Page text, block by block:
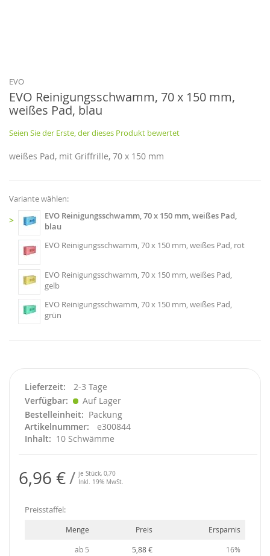
Bildgalerie
springen
EVO
EVO Reinigungsschwamm, 70 x 150 mm,
weißes Pad, blau
Seien Sie der Erste, der dieses Produkt bewertet
weißes Pad, mit Griffrille, 70 x 150 mm
Variante wählen:
>
EVO Reinigungsschwamm, 70 x 150 mm, weißes Pad,
blau
EVO Reinigungsschwamm, 70 x 150 mm, weißes Pad, rot
EVO Reinigungsschwamm, 70 x 150 mm, weißes Pad,
gelb
EVO Reinigungsschwamm, 70 x 150 mm, weißes Pad,
grün
Lieferzeit
2-3 Tage
Verfügbar
Auf Lager
Bestelleinheit
Packung
Artikelnummer
e300844
Inhalt
10 Schwämme
6,96 € je Stück, 0,70
Inkl. 19% MwSt.
Preisstaffel:
Menge Preis Ersparnis
ab 5 5,88 €
16%